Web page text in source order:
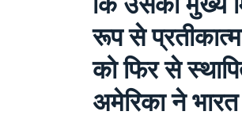
रूप से
को फिर से
अमेरिका ने